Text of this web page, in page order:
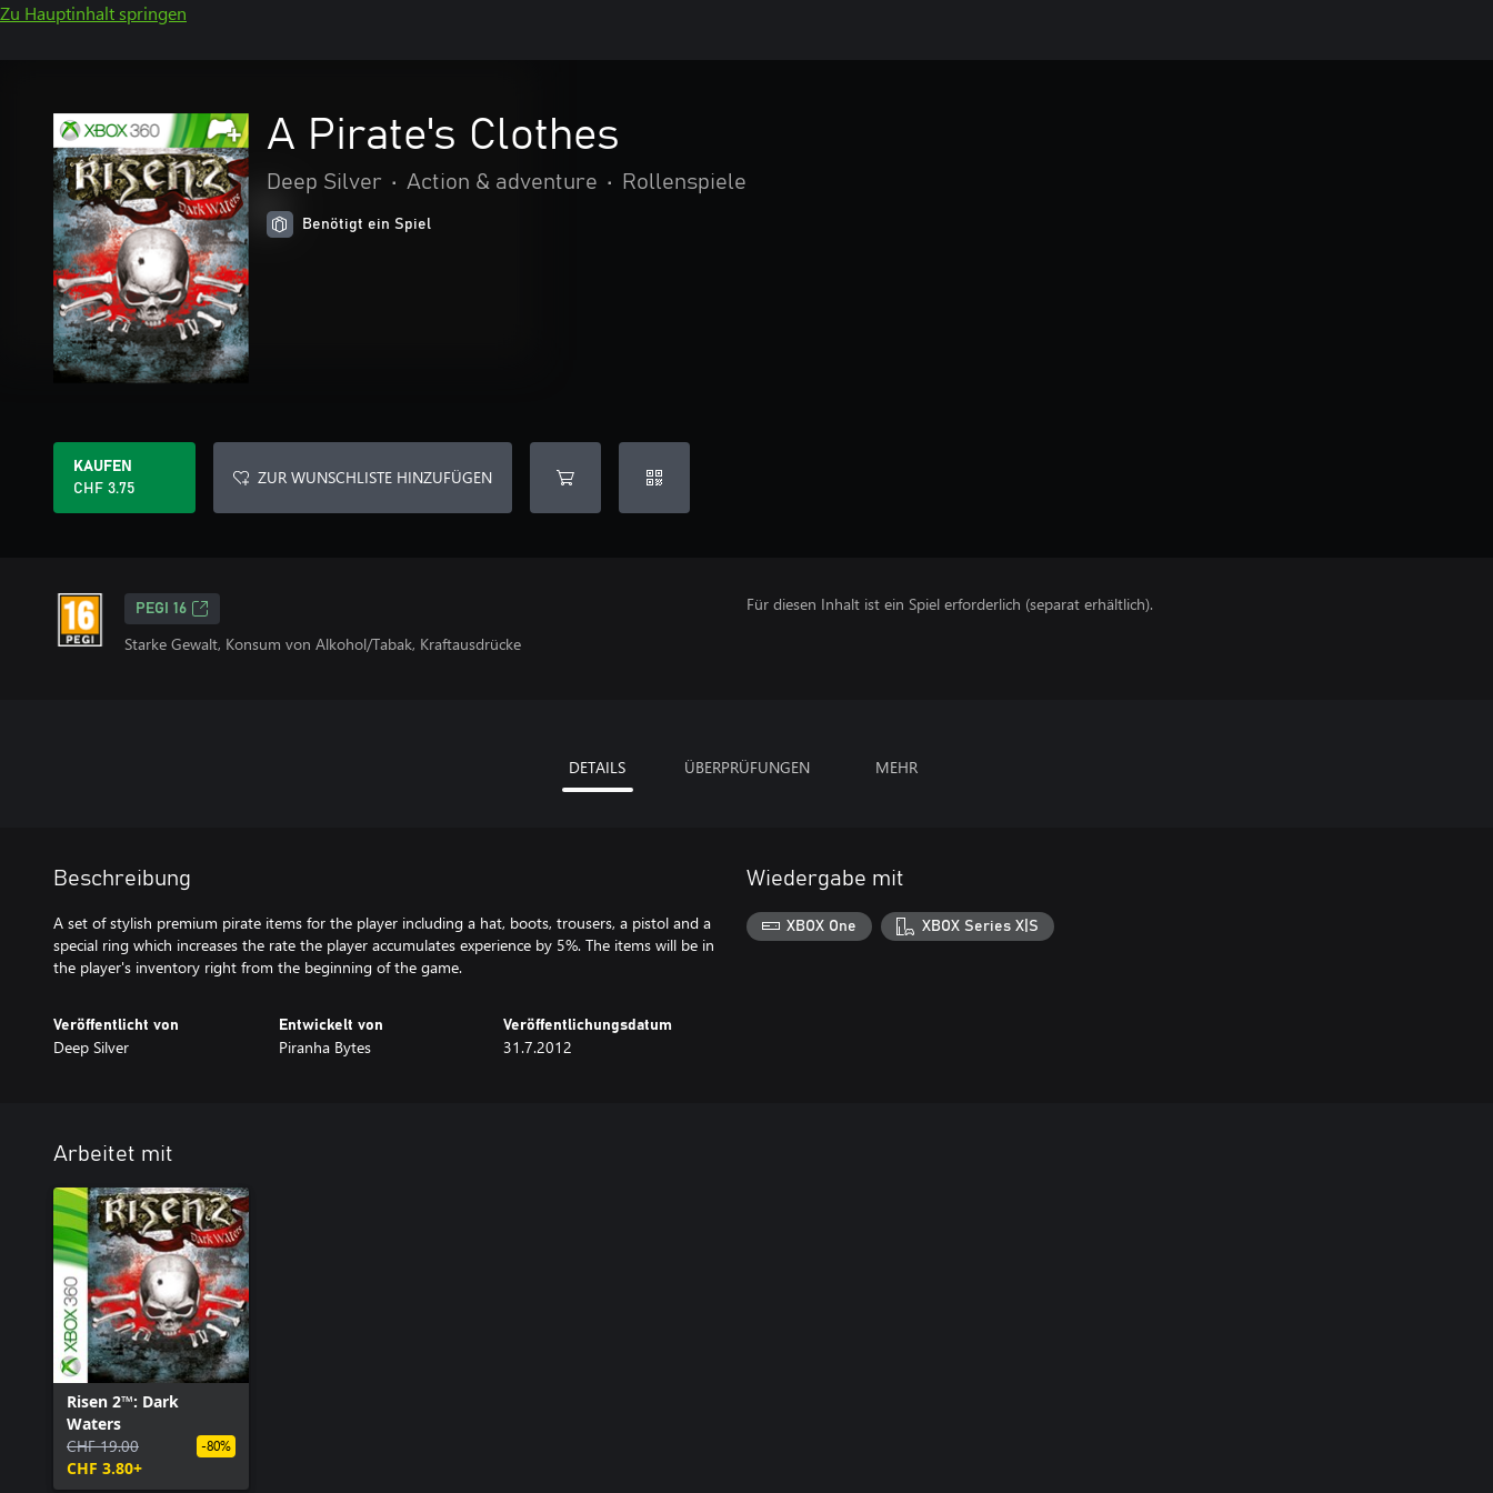
Zu Hauptinhalt springen
A Pirate's Clothes
Deep Silver • Action & adventure • Rollenspiele
Benötigt ein Spiel
KAUFEN
CHF 3.75
ZUR WUNSCHLISTE HINZUFÜGEN
PEGI 16
Starke Gewalt, Konsum von Alkohol/Tabak, Kraftausdrücke
Für diesen Inhalt ist ein Spiel erforderlich (separat erhältlich).
DETAILS ÜBERPRÜFUNGEN MEHR
Beschreibung
A set of stylish premium pirate items for the player including a hat, boots, trousers, a pistol and a
special ring which increases the rate the player accumulates experience by 5%. The items will be in
Veröffentlicht von
Deep Silver
Entwickelt von
Piranha Bytes
Veröffentlichungsdatum
31.7.2012
Wiedergabe mit
XBOX One XBOX Series X|S
Arbeitet mit
Risen 2™: Dark
Waters
CHF 19.00
CHF 3.80+
-80%